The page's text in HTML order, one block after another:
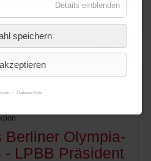
Berliner Olympia-
- LPBB Präsident
Details einblenden
speichern
Datenschutz